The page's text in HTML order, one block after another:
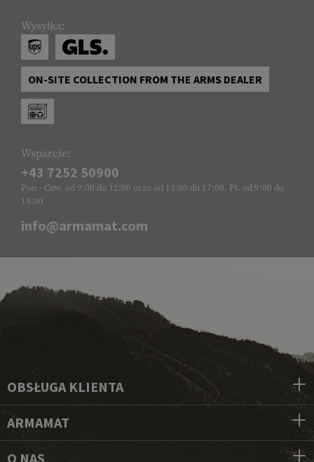
Wysyłka:
ON-SITE COLLECTION FROM THE ARMS DEALER
Wsparcie:
+43 7252 50900
Pon - Czw. od 9:00 do 12:00 oraz od 13:00 do 17:00, Pt. od 9:00 do
14:00
info@armamat.com
OBSŁUGA KLIENTA
ARMAMAT
O NAS